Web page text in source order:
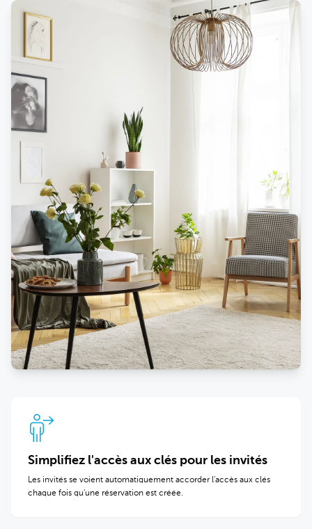
Simplifiez l'accès aux clés pour les invités
Les invités se voient automatiquement accorder l'accès aux clés
chaque fois qu'une réservation est créée.